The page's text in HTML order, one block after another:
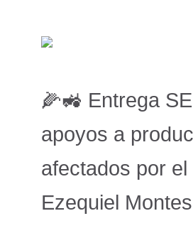
🌽🚜 Entrega
apoyos a
afectados por el
Ezequiel Montes